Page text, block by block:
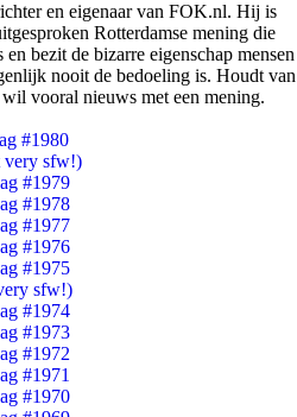
en eigenaar van FOK.nl. Hij is
Rotterdamse mening die
bezit de bizarre eigenschap mensen
nooit de bedoeling is. Houdt van
vooral nieuws met een mening.
#1980
very sfw!)
#1979
#1978
#1977
#1976
#1975
sfw!)
#1974
#1973
#1972
#1971
#1970